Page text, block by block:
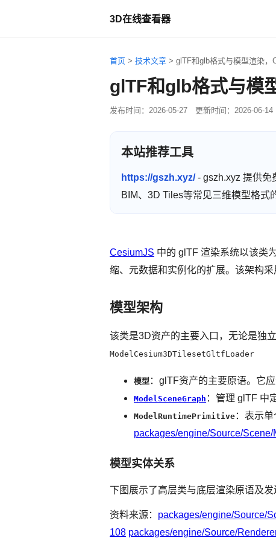
3D在线查看器
首页 > 技术文章 > glTF和glb格式与模型渲染
glTF和glb格式与模
发布时间： 2026-05-27 更新时间： 2026-06-14
本站推荐工具
https://gszh.xyz/- gszh.xyz 提供免
BIM、3D Tiles等常见三维模型格式
CesiumJS 中的 glTF 渲染系统以该类
缩、元数据和实例化的扩展。该架构采
模型架构
该类是3D资产的主要入口，无论是独
ModelCesium3DTilesetGltfLoader
模型 ：glTF资产的主要原语。它
ModelSceneGraph ：管理 glTF 中
ModelRuntimePrimitive ：表示
packages/engine/Source/
模型实体关系
下图展示了高层类与底层渲染原语及发
资料来源： packages/engine/Source/
108 packages/engine/Source/